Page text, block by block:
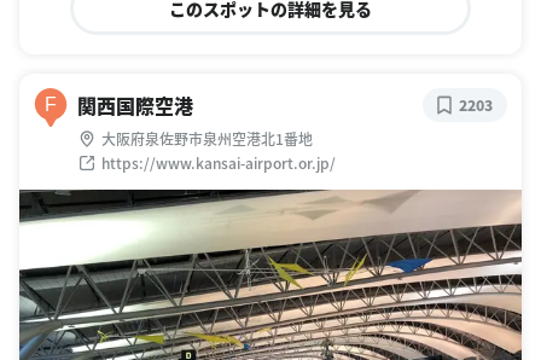
このスポットの詳細を見る
F 関西国際空港
大阪府泉佐野市泉州空港北1番地
https://www.kansai-airport.or.jp/
2203